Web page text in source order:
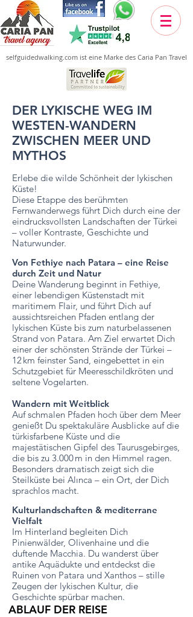
selfguidedwalking.com ist eine Marke des Caria Pan Travel
DER LYKISCHE WEG IM
WESTEN-WANDERN
ZWISCHEN MEER UND
MYTHOS
Erlebe die wilde Schönheit der lykischen
Küste!
Diese Etappe des berühmten
Fernwanderwegs führt Dich durch eine der
eindrucksvollsten Landschaften der Türkei
– voller Kontraste, Geschichte und
Naturwunder.
Von Fethiye nach Patara – eine Reise
durch Zeit und Natur
Deine Wanderung beginnt in Fethiye,
einer lebendigen Küstenstadt mit
maritimem Flair, und führt Dich auf
aussichtsreichen Pfaden entlang der
lykischen Küste bis zum naturbelassenen
Strand von Patara. Am Ziel erwartet Dich
einer der schönsten Strände der Türkei –
12 km feinster Sand, eingebettet in ein
Schutzgebiet für Meeresschildkröten und
seltene Vogelarten.
Wandern mit Weitblick
Auf schmalen Pfaden hoch über dem Meer
genießt Du spektakuläre Ausblicke auf die
türkisfarbene Küste und die
majestätischen Gipfel des Taurusgebirges,
die bis zu 3.000 m in den Himmel ragen.
Besonders dramatisch zeigt sich die
Steilküste bei Alınca – ein Ort, der Dich
sprachlos macht.
Kulturlandschaften & mediterrane
Vielfalt
Im Hinterland begleiten Dich
Pinienwälder, Olivenhaine und die
duftende Macchia. Du wanderst über
antike Aquädukte und entdeckst die
Ruinen von Patara und Xanthos – stille
Zeugen der lykischen Kultur, die
Geschichte spürbar machen.
ABLAUF DER REISE